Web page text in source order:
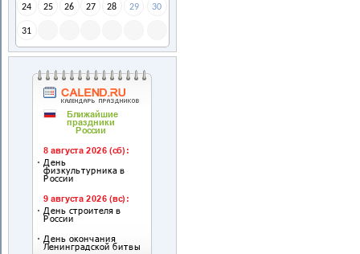
24 25 26 27 28 29 30
31